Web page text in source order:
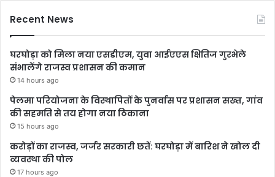
Recent News
घरघोड़ा को मिला नया एसडीएम, युवा आईएएस क्षितिज गुरभेले
संभालेंगे राजस्व प्रशासन की कमान
14 hours ago
पेलमा परियोजना के विस्थापितों के पुनर्वास पर प्रशासन सख्त, गांव
की सहमति से तय होगा नया ठिकाना
15 hours ago
करोड़ों का राजस्व, जर्जर सरकारी छतें: घरघोड़ा में बारिश ने खोल दी
व्यवस्था की पोल
17 hours ago